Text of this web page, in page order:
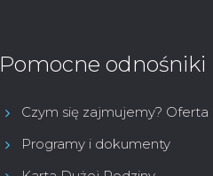
Pomocne odnośniki
Czym się zajmujemy? Oferta
Programy i dokumenty